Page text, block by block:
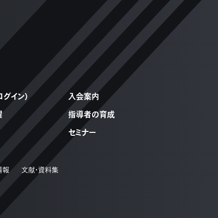
イン） 入会案内
指導者の育成
セミナー
報 文献・資料集